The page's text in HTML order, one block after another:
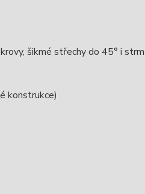
šikmé střechy do 45° i
konstrukce)